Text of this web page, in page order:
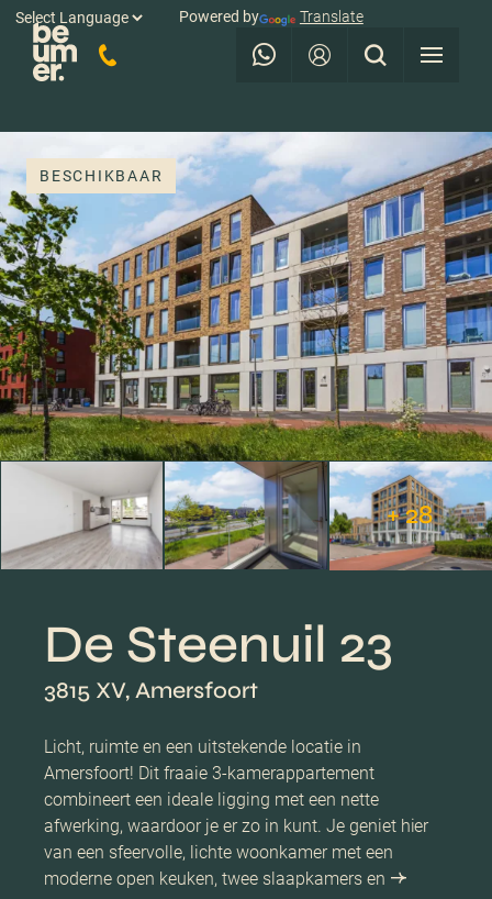
Powered by Translate
BESCHIKBAAR
+ 28
De Steenuil 23
3815 XV, Amersfoort
Licht, ruimte en een uitstekende locatie in
Amersfoort! Dit fraaie 3-kamerappartement
combineert een ideale ligging met een nette
afwerking, waardoor je er zo in kunt. Je geniet hier
van een sfeervolle, lichte woonkamer met een
moderne open keuken, twee slaapkamers en